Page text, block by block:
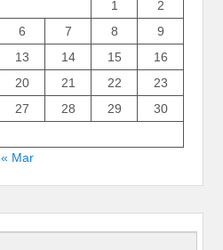
1
2
6 7 8
9
13 14 15
16
20 21 22
23
27 28 29
30
« Mar